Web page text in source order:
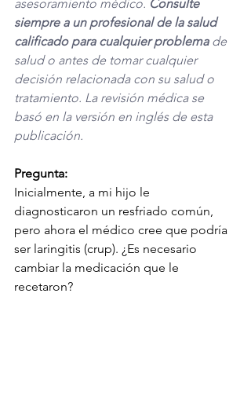
asesoramiento médico. Consulte
siempre a un profesional de la salud
calificado para cualquier problema de
salud o antes de tomar cualquier
decisión relacionada con su salud o
tratamiento. La revisión médica se
basó en la versión en inglés de esta
publicación.
Pregunta:
Inicialmente, a mi hijo le
diagnosticaron un resfriado común,
pero ahora el médico cree que podría
ser laringitis (crup). ¿Es necesario
cambiar la medicación que le
recetaron?